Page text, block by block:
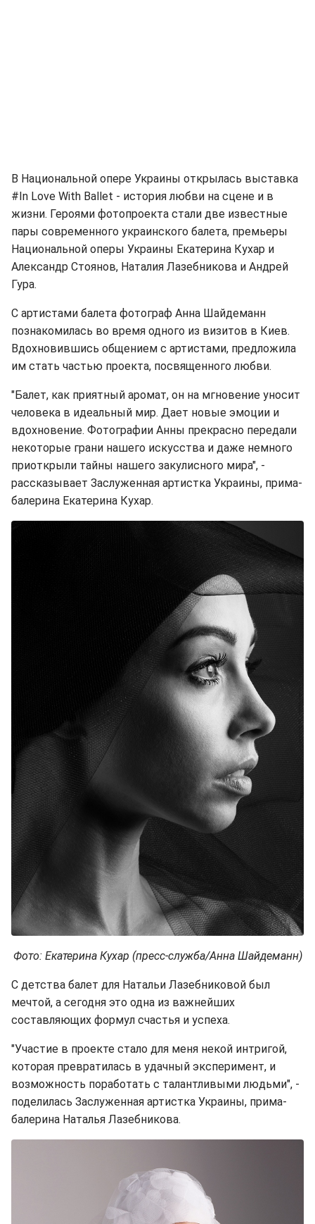
В Национальной опере Украины открылась выставка
#In Love With Ballet - история любви на сцене и в
жизни. Героями фотопроекта стали две известные
пары современного украинского балета, премьеры
Национальной оперы Украины Екатерина Кухар и
Александр Стоянов, Наталия Лазебникова и Андрей
Гура.
С артистами балета фотограф Анна Шайдеманн
познакомилась во время одного из визитов в Киев.
Вдохновившись общением с артистами, предложила
им стать частью проекта, посвященного любви.
"Балет, как приятный аромат, он на мгновение уносит
человека в идеальный мир. Дает новые эмоции и
вдохновение. Фотографии Анны прекрасно передали
некоторые грани нашего искусства и даже немного
приоткрыли тайны нашего закулисного мира", -
рассказывает Заслуженная артистка Украины, прима-
балерина Екатерина Кухар.
Фото: Екатерина Кухар (пресс-служба/Анна Шайдеманн)
С детства балет для Натальи Лазебниковой был
мечтой, а сегодня это одна из важнейших
составляющих формул счастья и успеха.
"Участие в проекте стало для меня некой интригой,
которая превратилась в удачный эксперимент, и
возможность поработать с талантливыми людьми", -
поделилась Заслуженная артистка Украины, прима-
балерина Наталья Лазебникова.